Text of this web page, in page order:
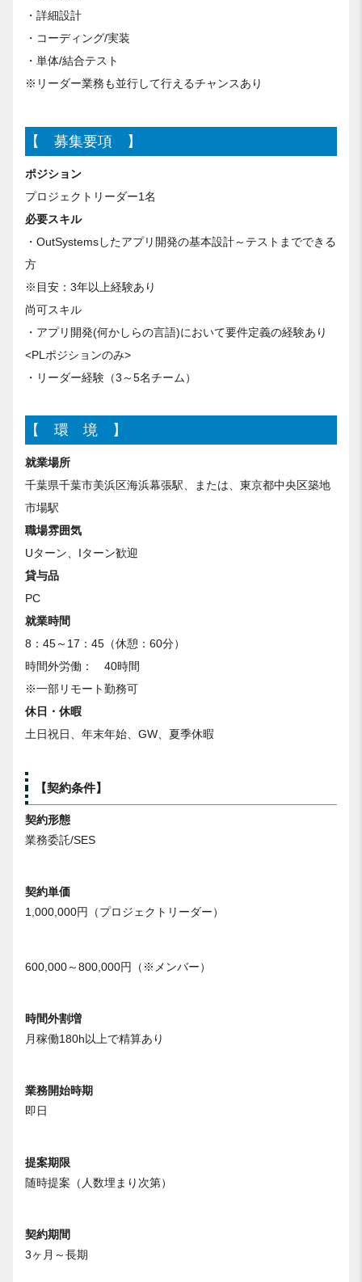
・詳細設計
・コーディング/実装
・単体/結合テスト
※リーダー業務も並行して行えるチャンスあり
【 募集要項 】
ポジション
プロジェクトリーダー1名
必要スキル
・OutSystemsしたアプリ開発の基本設計～テストまでできる
方
※目安：3年以上経験あり
尚可スキル
・アプリ開発(何かしらの言語)において要件定義の経験あり
<PLポジションのみ>
・リーダー経験（3～5名チーム）
【 環 境 】
就業場所
千葉県千葉市美浜区海浜幕張駅、または、東京都中央区築地
市場駅
職場雰囲気
Uターン、Iターン歓迎
貸与品
PC
就業時間
8：45～17：45（休憩：60分）
時間外労働： 40時間
※一部リモート勤務可
休日・休暇
土日祝日、年末年始、GW、夏季休暇
【契約条件】
契約形態
業務委託/SES
契約単価
1,000,000円（プロジェクトリーダー）
600,000～800,000円（※メンバー）
時間外割増
月稼働180h以上で精算あり
業務開始時期
即日
提案期限
随時提案（人数埋まり次第）
契約期間
3ヶ月～長期